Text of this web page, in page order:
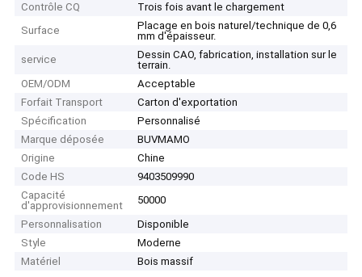
Contrôle CQ
Trois fois avant le chargement
Surface
Placage en bois naturel/technique de 0,6
mm d'épaisseur.
service
Dessin CAO, fabrication, installation sur le
terrain.
OEM/ODM
Acceptable
Forfait Transport
Carton d'exportation
Spécification
Personnalisé
Marque déposée
BUVMAMO
Origine
Chine
Code HS
9403509990
Capacité
d'approvisionnement
50000
Personnalisation
Disponible
Style
Moderne
Matériel
Bois massif